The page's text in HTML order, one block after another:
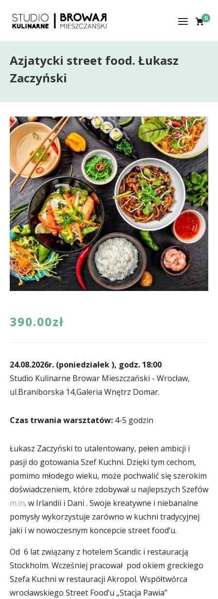
0
Azjatycki street food. Łukasz
Zaczyński
390.00zł
24.08.2026r. (poniedziałek ), godz. 18:00
Studio Kulinarne Browar Mieszczański - Wrocław,
ul.Braniborska 14,Galeria Wnętrz Domar.
4-5 godzin
Łukasz Zaczyński to utalentowany, pełen ambicji i
pasji do gotowania Szef Kuchni. Dzięki tym cechom,
pomimo młodego wieku, może pochwalić się szerokim
doświadczeniem, które zdobywał u najlepszych Szefów
m.in. w Irlandii i Dani . Swoje kreatywne i niebanalne
pomysły wykorzystuje zarówno w kuchni tradycyjnej
jaki i w nowoczesnym koncepcie street food’u.
Od 6 lat związany z hotelem Scandic i restauracją
Stockholm. Wcześniej pracował pod okiem greckiego
Szefa Kuchni w restauracji Akropol. Współtwórca
wrocławskiego Street Food’u „Stacja Pawia”